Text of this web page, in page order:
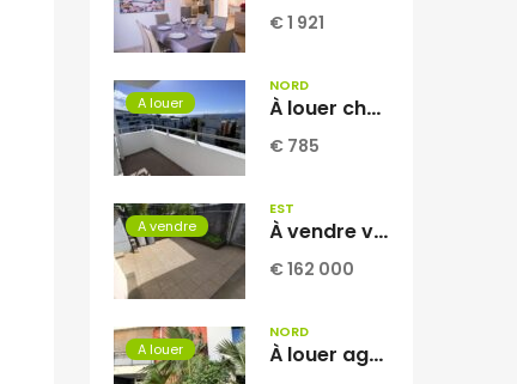
€ 1 921
A louer
NORD
À louer charmant appartement de type F2 situé dans la résidence Georges Brassens à Sainte-Clotilde Réunion
€ 785
A vendre
EST
À vendre villa T3 à étage de 52.86 m2 située à Sainte-Suzanne Centre Réunion
€ 162 000
A louer
NORD
À louer agréable appartement T2 de 53.06 m2 situé dans la résidence INAIS à Sainte-Clotilde Réunion